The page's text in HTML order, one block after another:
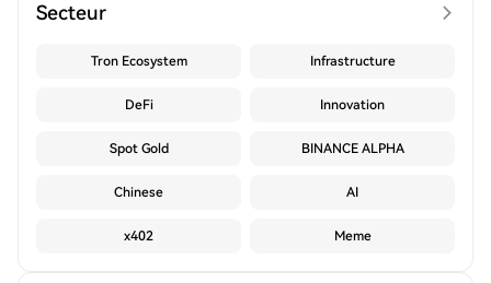
Secteur
Tron Ecosystem Infrastructure
DeFi Innovation
Spot Gold BINANCE ALPHA
Chinese AI
x402 Meme